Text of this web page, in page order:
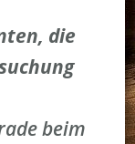
die
beim